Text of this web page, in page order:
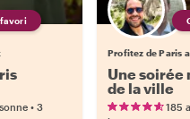
• 3
Profitez de Paris
Une soirée
de la ville
185